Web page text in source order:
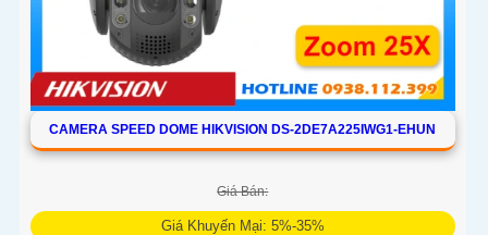
CAMERA SPEED DOME HIKVISION DS-2DE7A225IWG1-EHUN
Giá Bán:
Giá Khuyến Mại: 5%-35%